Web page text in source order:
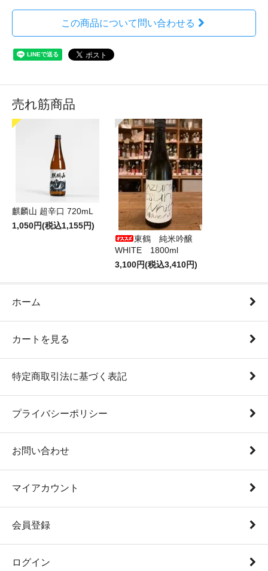
この商品について問い合わせる
売れ筋商品
麒麟山 超辛口 720mL
1,050円(税込1,155円)
東鶴 純米吟醸
WHITE 1800ml
3,100円(税込3,410円)
ホーム
カートを見る
特定商取引法に基づく表記
プライバシーポリシー
お問い合わせ
マイアカウント
会員登録
ログイン